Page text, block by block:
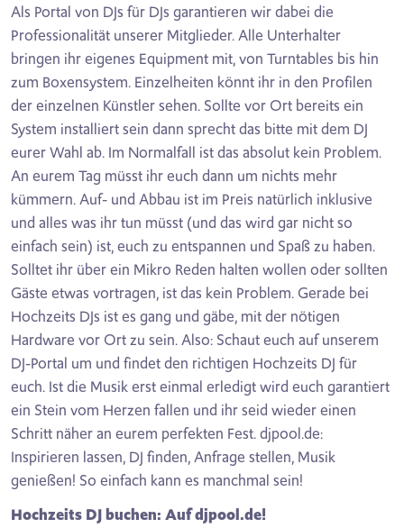
Als Portal von DJs für DJs garantieren wir dabei die
Professionalität unserer Mitglieder. Alle Unterhalter
bringen ihr eigenes Equipment mit, von Turntables bis hin
zum Boxensystem. Einzelheiten könnt ihr in den Profilen
der einzelnen Künstler sehen. Sollte vor Ort bereits ein
System installiert sein dann sprecht das bitte mit dem DJ
eurer Wahl ab. Im Normalfall ist das absolut kein Problem.
An eurem Tag müsst ihr euch dann um nichts mehr
kümmern. Auf- und Abbau ist im Preis natürlich inklusive
und alles was ihr tun müsst (und das wird gar nicht so
einfach sein) ist, euch zu entspannen und Spaß zu haben.
Solltet ihr über ein Mikro Reden halten wollen oder sollten
Gäste etwas vortragen, ist das kein Problem. Gerade bei
Hochzeits DJs ist es gang und gäbe, mit der nötigen
Hardware vor Ort zu sein. Also: Schaut euch auf unserem
DJ-Portal um und findet den richtigen Hochzeits DJ für
euch. Ist die Musik erst einmal erledigt wird euch garantiert
ein Stein vom Herzen fallen und ihr seid wieder einen
Schritt näher an eurem perfekten Fest. djpool.de:
Inspirieren lassen, DJ finden, Anfrage stellen, Musik
genießen! So einfach kann es manchmal sein!
Hochzeits DJ buchen: Auf djpool.de!